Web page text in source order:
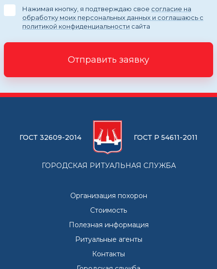
Нажимая кнопку, я подтверждаю свое согласие на
обработку моих персональных данных и соглашаюсь с
политикой конфиденциальности сайта
Отправить заявку
ГОСТ 32609-2014 ГОСТ Р 54611-2011
ГОРОДСКАЯ РИТУАЛЬНАЯ СЛУЖБА
Организация похорон
Стоимость
Полезная информация
Ритуальные агенты
Контакты